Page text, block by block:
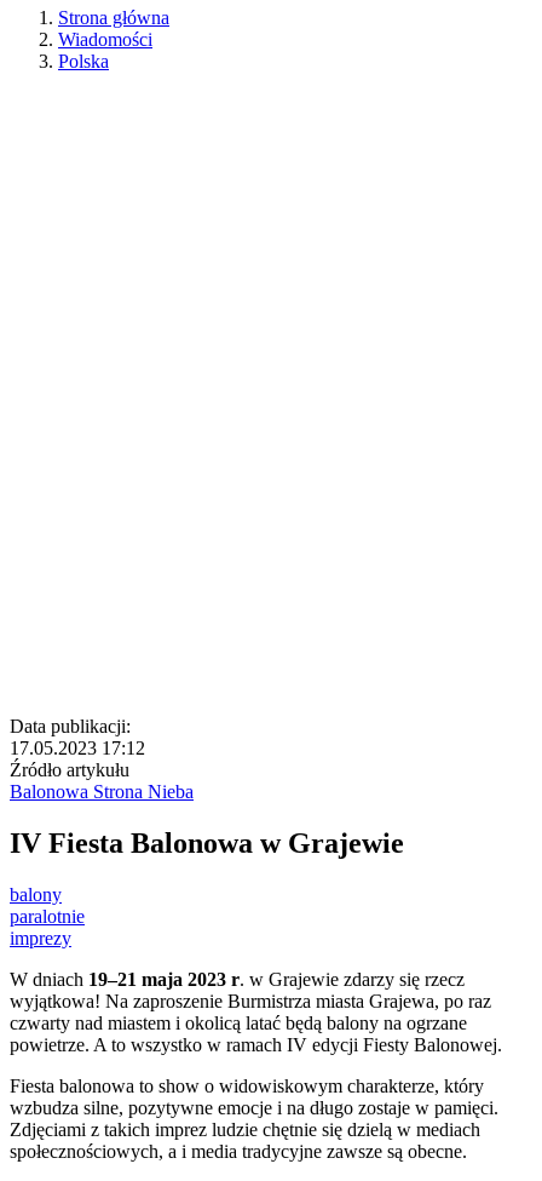
Strona główna
Wiadomości
Polska
Data publikacji:
17.05.2023 17:12
Źródło artykułu
Balonowa Strona Nieba
IV Fiesta Balonowa w Grajewie
balony
paralotnie
imprezy
W dniach 19–21 maja 2023 r. w Grajewie zdarzy się rzecz
wyjątkowa! Na zaproszenie Burmistrza miasta Grajewa, po raz
czwarty nad miastem i okolicą latać będą balony na ogrzane
powietrze. A to wszystko w ramach IV edycji Fiesty Balonowej.
Fiesta balonowa to show o widowiskowym charakterze, który
wzbudza silne, pozytywne emocje i na długo zostaje w pamięci.
Zdjęciami z takich imprez ludzie chętnie się dzielą w mediach
społecznościowych, a i media tradycyjne zawsze są obecne.